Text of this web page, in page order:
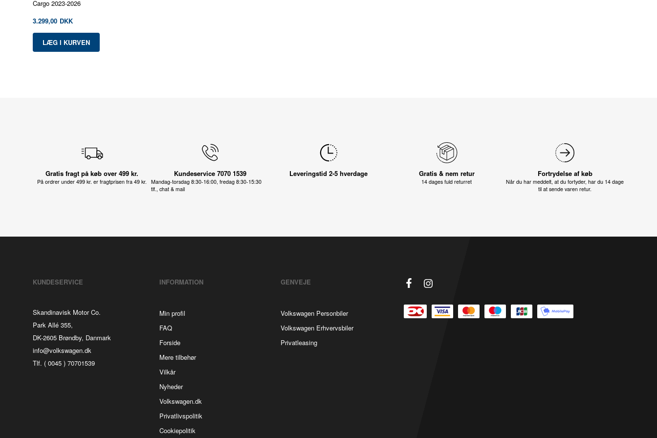
Cargo 2023-2026
3.299,00 DKK
Gratis fragt på køb over 499 kr.
På ordrer under 499 kr. er fragtprisen fra 49 kr.
Kundeservice 7070 1539
Mandag-torsdag 8:30-16:00, fredag 8:30-15:30
tlf., chat & mail
Leveringstid 2-5 hverdage Gratis & nem retur
14 dages fuld returret
Fortrydelse af køb
Når du har meddelt, at du fortyder, har du 14 dage
til at sende varen retur.
KUNDESERVICE
Skandinavisk Motor Co.
Park Allé 355,
DK-2605 Brøndby, Danmark
info@volkswagen.dk
Tlf. ( 0045 ) 70701539
INFORMATION
Min profil
FAQ
Forside
Mere tilbehør
Vilkår
Nyheder
Volkswagen.dk
Privatlivspolitik
Cookiepolitik
GENVEJE
Volkswagen Personbiler
Volkswagen Erhvervsbiler
Privatleasing